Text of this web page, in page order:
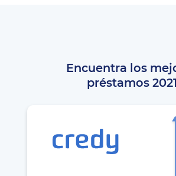
Encuentra los
préstamos 2021